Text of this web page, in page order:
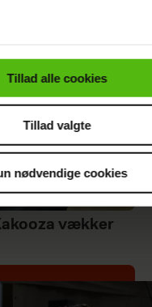
.
Tillad alle cookies
Tillad valgte
nødvendige cookies
vækker